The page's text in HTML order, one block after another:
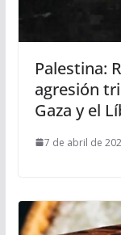
Palestina:
agresión
Gaza y el
7 de abril de